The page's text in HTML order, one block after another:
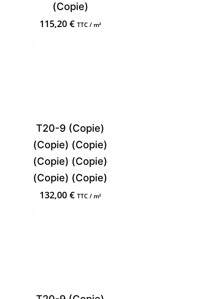
(Copie)
115,20€ TTC / m²
T20-9 (Copie)
(Copie) (Copie)
(Copie) (Copie)
(Copie) (Copie)
132,00€ TTC / m²